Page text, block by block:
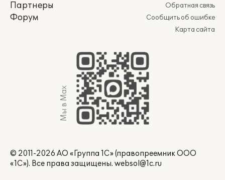
Партнеры
Форум
Обратная связь
Сообщить об ошибке
Карта сайта
Мы в Max
© 2011-2026 АО «Группа 1С» (правопреемник ООО
«1С»). Все права защищены. websol@1c.ru